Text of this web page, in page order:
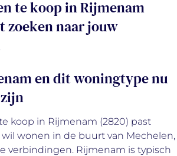
te koop in Rijmenam
zoeken naar jouw
en dit woningtype nu
koop in Rijmenam (2820) past
wonen in de buurt van Mechelen,
verbindingen. Rijmenam is typisch